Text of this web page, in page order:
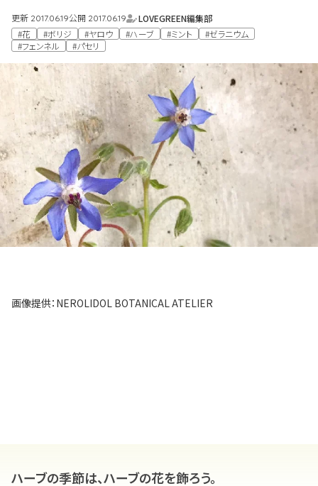
更新 2017.06.19公開 2017.06.19
LOVEGREEN編集部
#花
#ボリジ #ヤロウ #ハーブ #ミント
#ゼラニウム
#フェンネル
#パセリ
画像提供：NEROLIDOL BOTANICAL ATELIER
ハーブの季節は、ハーブの花を飾ろう。